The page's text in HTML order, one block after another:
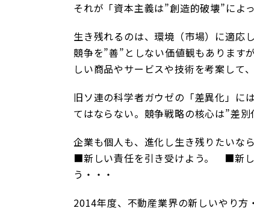
それが「資本主義は”創造的破壊”によ
生き残れるのは、環境（市場）に適応
競争を”善”としない価値観もあります
しい商品やサービスや技術を考案して
旧ソ連の科学者ガウゼの「差異化」に
てはならない。競争戦略の核心は”差
企業も個人も、進化し生き残りたいな
■新しい責任を引き受けよう。 ■新し
う・・・
2014年度、不動産業界の新しいやり